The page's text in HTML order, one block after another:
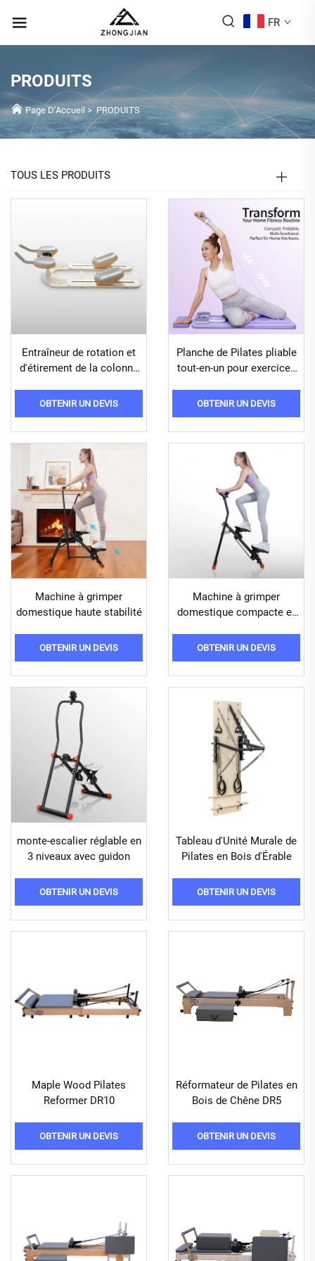
FR
PRODUITS
Page D’Accueil > PRODUITS
TOUS LES PRODUITS
Entraîneur de rotation et
d'étirement de la colonne
entraînement efficace du
dos et de la taille
OBTENIR UN DEVIS
Planche de Pilates pliable
tout-en-un pour exercices
OBTENIR UN DEVIS
Machine à grimper
domestique haute stabilité
OBTENIR UN DEVIS
Machine à grimper
domestique compacte et
OBTENIR UN DEVIS
monte-escalier réglable en
3 niveaux avec guidon
OBTENIR UN DEVIS
Tableau d'Unité Murale de
Pilates en Bois d'Érable
OBTENIR UN DEVIS
Maple Wood Pilates
Reformer DR10
OBTENIR UN DEVIS
Réformateur de Pilates en
Bois de Chêne DR5
OBTENIR UN DEVIS